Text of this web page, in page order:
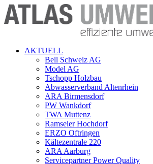
AKTUELL
Bell Schweiz AG
Model AG
Tschopp Holzbau
Abwasserverband Altenrhein
ARA Birmensdorf
PW Wankdorf
TWA Muttenz
Ramseier Hochdorf
ERZO Oftringen
Kältezentrale 220
ARA Aarburg
Servicepartner Power Quality